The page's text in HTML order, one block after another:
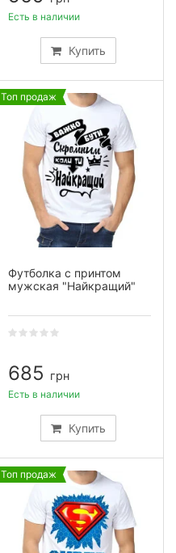
Купить
Есть в наличии
Топ продаж
Футболка с принтом
мужская "Найкращий"
685 грн
Купить
Есть в наличии
Топ продаж